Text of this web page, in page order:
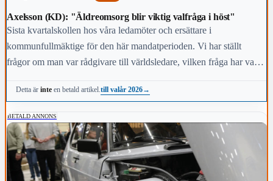
Axelsson (KD): "Äldreomsorg blir viktig valfråga i höst"
Sista kvartalskollen hos våra ledamöter och ersättare i
kommunfullmäktige för den här mandatperioden. Vi har ställt
frågor om man var rådgivare till världsledare, vilken fråga har varit
viktigast för kommunens invånare i höst och vem anses vara den
Detta ärinte en betald artikel.till valår 2026→
BETALD ANNONS